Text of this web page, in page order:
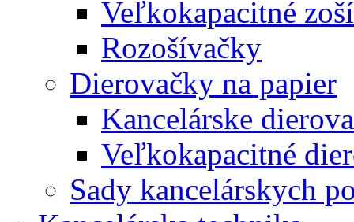
Veľkokapacitné
Rozošívačky
Dierovačky na papier
Kancelárske
Veľkokapacitné
Sady kancelárskych